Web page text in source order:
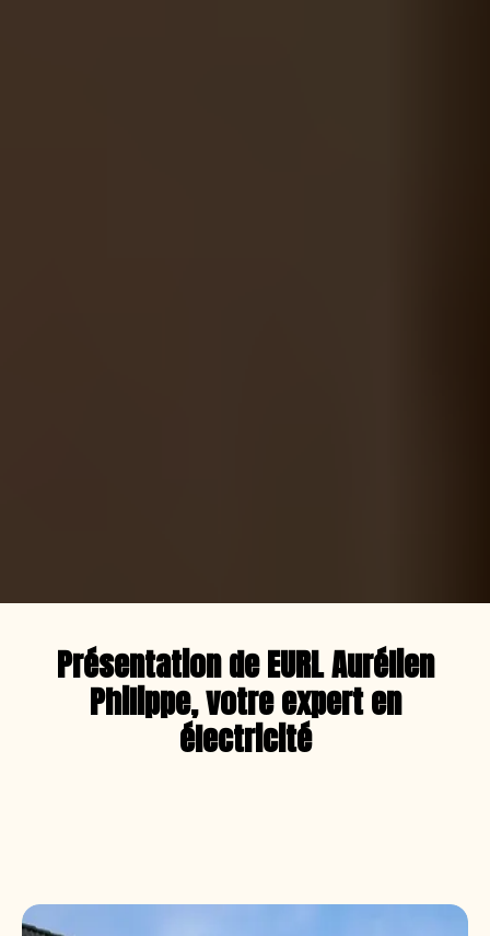
Présentation de EURL Aurélien
Philippe, votre expert en
électricité